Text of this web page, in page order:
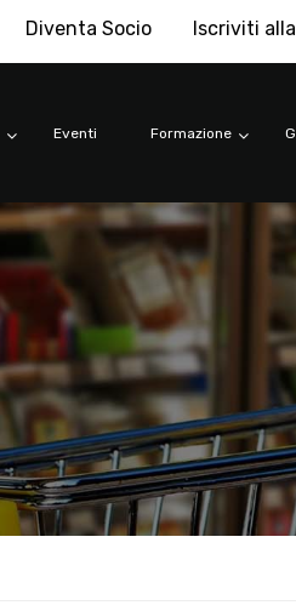
Diventa Socio Iscriviti
Eventi Formazione